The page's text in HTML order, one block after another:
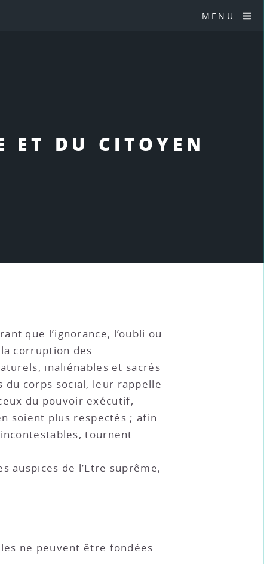
MENU
ET DU CITOYEN
que l’ignorance, l’oubli ou
corruption des
inaliénables et sacrés
du corps social, leur rappelle
du pouvoir exécutif,
soient plus respectés ; afin
tournent
auspices de l’Etre suprême,
ne peuvent être fondées